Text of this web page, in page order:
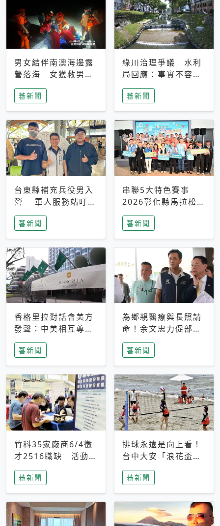
男女結伴南澳海邊露
營落海 女獲救男仍
搜救中
蕃新聞
綠川治理爭議 水利
局回應：事實不容被
選擇性解讀
蕃新聞
台東縣補充兵役男入
營 軍人服務站叮嚀
及歡送
蕃新聞
串聯5大特色賽事
2026彰化縣馬拉松嘉
年華啟動
蕃新聞
香格里拉對話會美方
發聲：中美相互尊
重、良性溝通事關全
球和平穩定
蕃新聞
為鄉親醫療與長照請
命！余文忠力促部苗
升格「台大苗栗分
院」
蕃新聞
竹科35家廠商6/4徵
才2516職缺 活動當
天完成面試2家廠商
即可參加抽獎
蕃新聞
排球永遠是向上看！
台中大安「浪花盃」
沙排賽今日起跑 烈
日、海風、餐車派對
引爆海線初夏
蕃新聞